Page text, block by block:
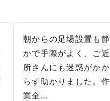
朝からの足場設置も静
かで手際がよく、ご近
所さんにも迷惑がかか
らず助かりました。作
業全…